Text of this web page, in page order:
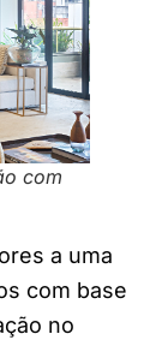
com
a uma
com base
no